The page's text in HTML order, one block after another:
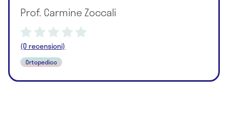
Prof. Carmine Zoccali
(0 recensioni)
Ortopedico